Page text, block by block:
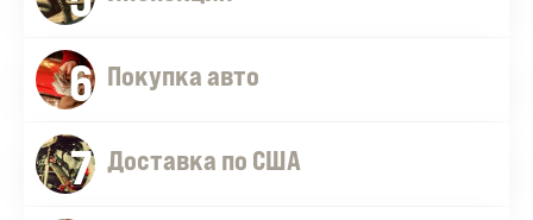
6 Покупка авто
7 Доставка по США